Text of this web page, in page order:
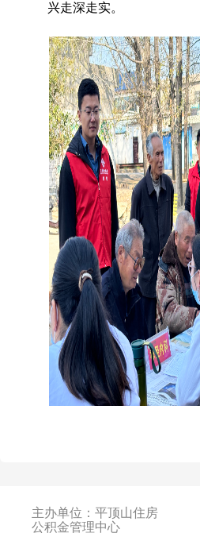
兴走深走实。
主办单位：平顶山住房
公积金管理中心